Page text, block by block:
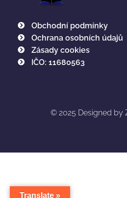
Obchodní podmínky
Ochrana osobních údajů
Zásady cookies
IČO: 11680563
© 2025 Designed by
Translate »